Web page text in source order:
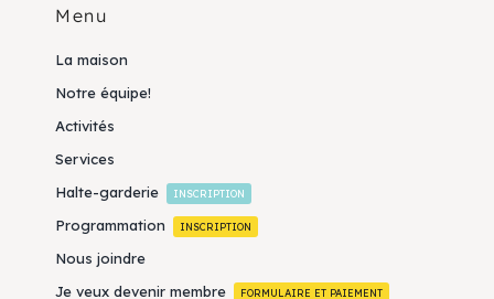
Menu
La maison
Notre équipe!
Activités
Services
Halte-garderie
INSCRIPTION
Programmation INSCRIPTION
Nous joindre
Je veux devenir membre
FORMULAIRE ET PAIEMENT